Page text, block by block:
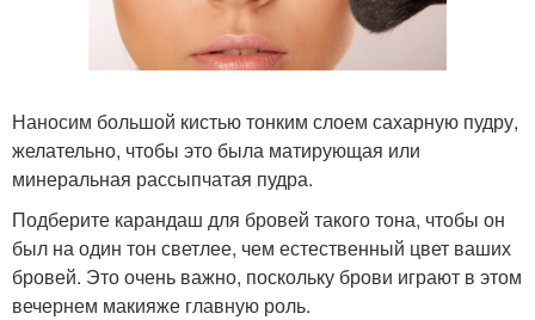
Наносим большой кистью тонким слоем сахарную пудру,
желательно, чтобы это была матирующая или
минеральная рассыпчатая пудра.
Подберите карандаш для бровей такого тона, чтобы он
был на один тон светлее, чем естественный цвет ваших
бровей. Это очень важно, поскольку брови играют в этом
вечернем макияже главную роль.